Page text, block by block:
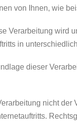
von Ihnen, wie
Verarbeitung wird
in
dieser
nicht der